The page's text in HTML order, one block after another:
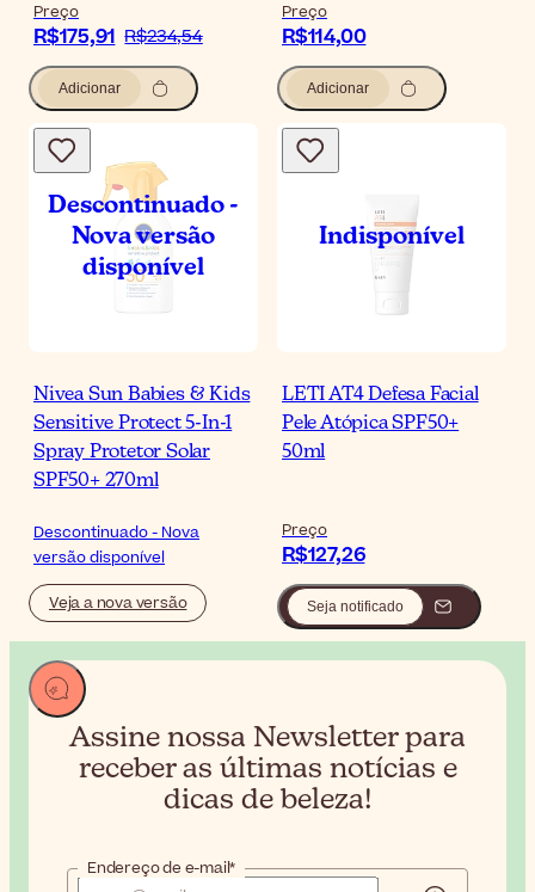
Preço
R$175,91 R$234,54
Adicionar
Preço
R$114,00
Adicionar
Nivea Sun Babies & Kids
Sensitive Protect 5-In-1
Spray Protetor Solar
SPF50+ 270ml
Descontinuado - Nova
versão disponível
Veja a nova versão
LETI AT4 Defesa Facial
Pele Atópica SPF50+
50ml
Preço
R$127,26
Seja notificado
Assine nossa Newsletter para
receber as últimas notícias e
dicas de beleza!
Endereço de e-mail*